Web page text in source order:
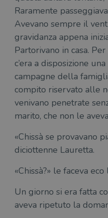
Raramente
Avevano sempre il
gravidanza appena
Partorivano in casa.
c’era a disposizione
campagne della
compito riservato alle
venivano penetrate
marito, che non le
«Chissà se provavano
diciottenne Lauretta.
«Chissà?» le faceva
Un giorno si era fatta
aveva ripetuto la
CookieScriptConsent